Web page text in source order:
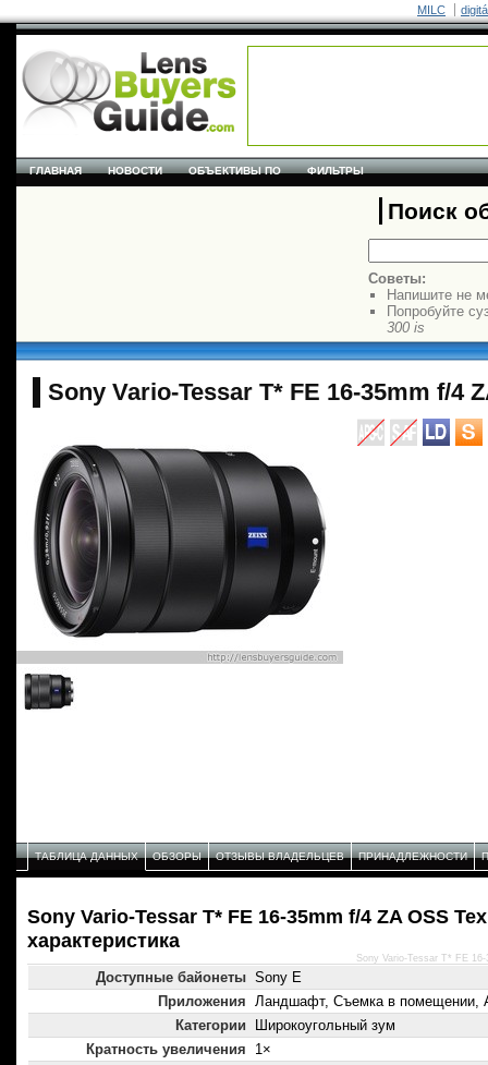
MILC
ГЛАВНАЯ НОВОСТИ ОБЪЕКТИВЫ ПО ФИЛЬТРЫ
Поиск
Советы:
Напишите не
Попробуйте
300 is
Sony Vario-Tessar T* FE 16-35mm f/4
ТАБЛИЦА ДАННЫХ ОБЗОРЫ ОТЗЫВЫ ВЛАДЕЛЬЦЕВ ПРИНАДЛЕЖНОСТИ
Sony Vario-Tessar T* FE 16-35mm f/4 ZA OSS
характеристика
Доступные байонеты Sony E
Приложения Ландшафт, Съемка в помещении,
Категории
Широкоугольный зум
Кратность увеличения
1×
Sony Vario-Tessar T* FE